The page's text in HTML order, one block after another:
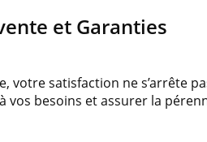
et Garanties
votre satisfaction ne s’arrête
vos besoins et assurer la